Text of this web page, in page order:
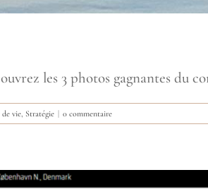
les 3 photos gagnantes du
vie Stratégie | 0 commentaire